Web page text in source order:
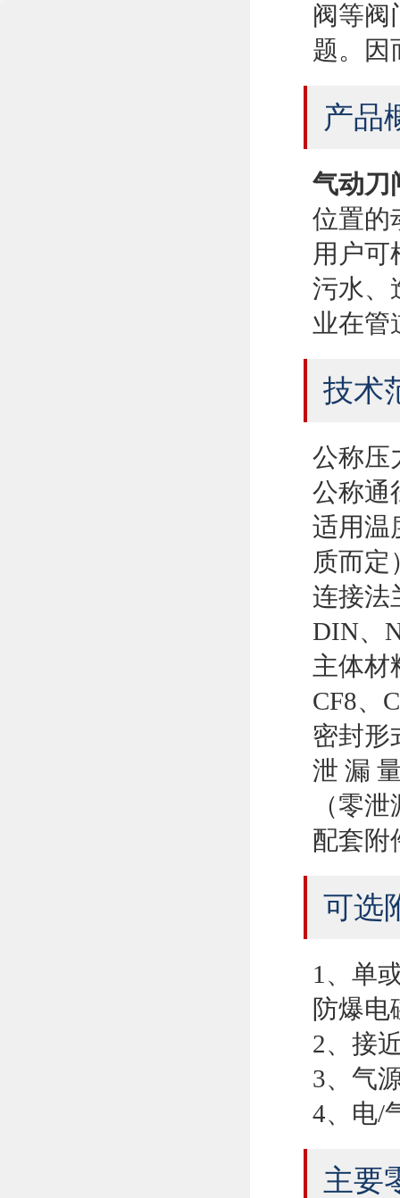
阀等阀
题。因
产品
气动刀
位置的
用户可
污水、
业在管
技术
公称压
公称通
适用温
质而定
连接法
DIN、
主体材
CF8、
密封形
泄 漏
（零
配套附
可选
1、单
防爆电
2、接
3、气
4、电/
主要